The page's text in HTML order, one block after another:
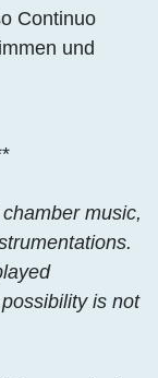
Continuo
und
music,
is not